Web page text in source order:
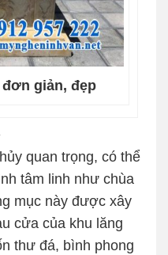
giản, đẹp
quan trọng, có thể
tâm linh như chùa
mục này được xây
cửa của khu lăng
thư đá, bình phong